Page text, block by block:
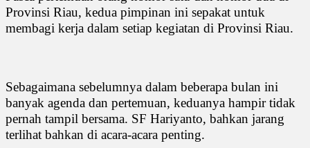
Provinsi Riau, kedua pimpinan ini sepakat untuk
membagi kerja dalam setiap kegiatan di Provinsi Riau.
Sebagaimana sebelumnya dalam beberapa bulan ini
banyak agenda dan pertemuan, keduanya hampir tidak
pernah tampil bersama. SF Hariyanto, bahkan jarang
terlihat bahkan di acara-acara penting.